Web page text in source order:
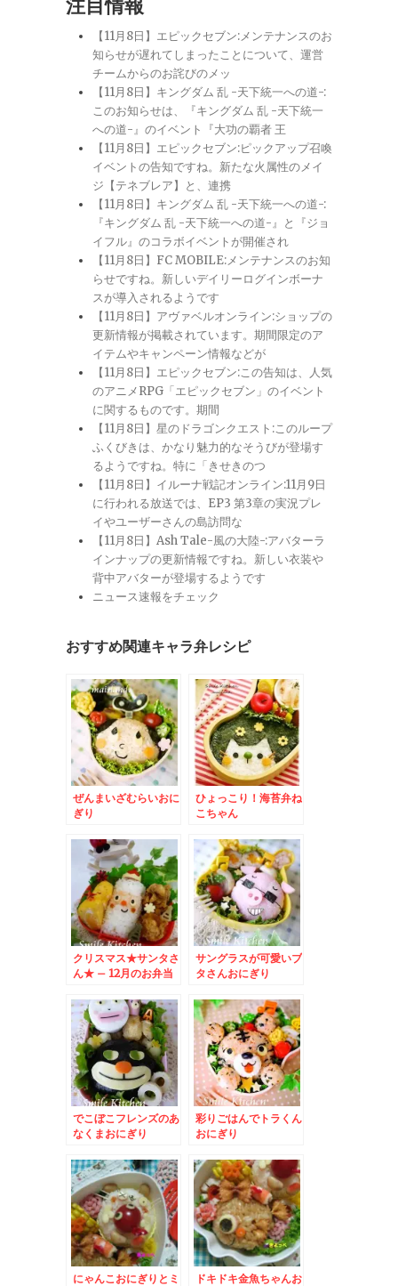
【11月8日】エピックセブン:メンテナンスのお
知らせが遅れてしまったことについて、運営
チームからのお詫びのメッ
【11月8日】キングダム 乱 -天下統一への道-:
このお知らせは、『キングダム 乱 -天下統一
への道-』のイベント『大功の覇者 王
【11月8日】エピックセブン:ピックアップ召喚
イベントの告知ですね。新たな火属性のメイ
ジ【テネブレア】と、連携
【11月8日】キングダム 乱 -天下統一への道-:
『キングダム 乱 -天下統一への道-』と『ジョ
イフル』のコラボイベントが開催され
【11月8日】FC MOBILE:メンテナンスのお知
らせですね。新しいデイリーログインボーナ
スが導入されるようです
【11月8日】アヴァベルオンライン:ショップの
更新情報が掲載されています。期間限定のア
イテムやキャンペーン情報などが
【11月8日】エピックセブン:この告知は、人気
のアニメRPG「エピックセブン」のイベント
に関するものです。期間
【11月8日】星のドラゴンクエスト:このループ
ふくびきは、かなり魅力的なそうびが登場す
るようですね。特に「きせきのつ
【11月8日】イルーナ戦記オンライン:11月9日
に行われる放送では、EP3 第3章の実況プレ
イやユーザーさんの島訪問な
【11月8日】Ash Tale-風の大陸-:アバターラ
インナップの更新情報ですね。新しい衣装や
背中アバターが登場するようです
ニュース速報をチェック
おすすめ関連キャラ弁レシピ
ぜんまいざむらいおに
ぎり
ひょっこり！海苔弁ね
こちゃん
クリスマス★サンタさ
ん★ – 12月のお弁当
まり☆
サングラスが可愛いブ
タさんおにぎり
でこぼこフレンズのあ
なくまおにぎり
彩りごはんでトラくん
おにぎり
にゃんこおにぎりとミ
ドキドキ金魚ちゃんお